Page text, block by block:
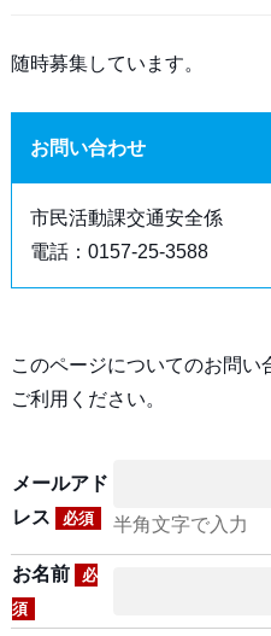
随時募集しています。
お問い合わせ
市民活動課交通安全係
電話：0157‐25‐3588
このページについてのお問
ご利用ください。
メールアド
レス
必須 半角文字で入力
お名前
必
須